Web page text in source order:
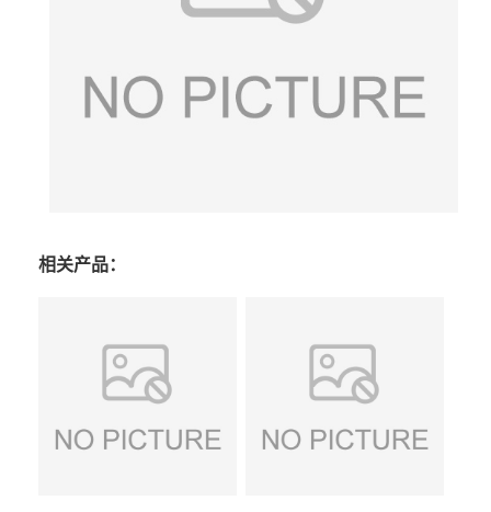
相关产品：